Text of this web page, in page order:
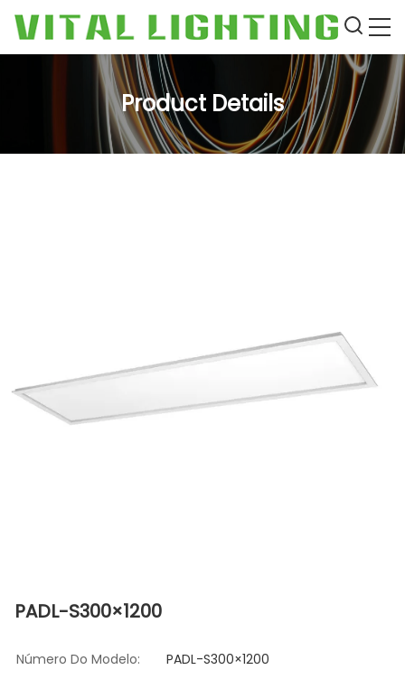
Product Details
PADL-S300×1200
Número Do Modelo: PADL-S300×1200